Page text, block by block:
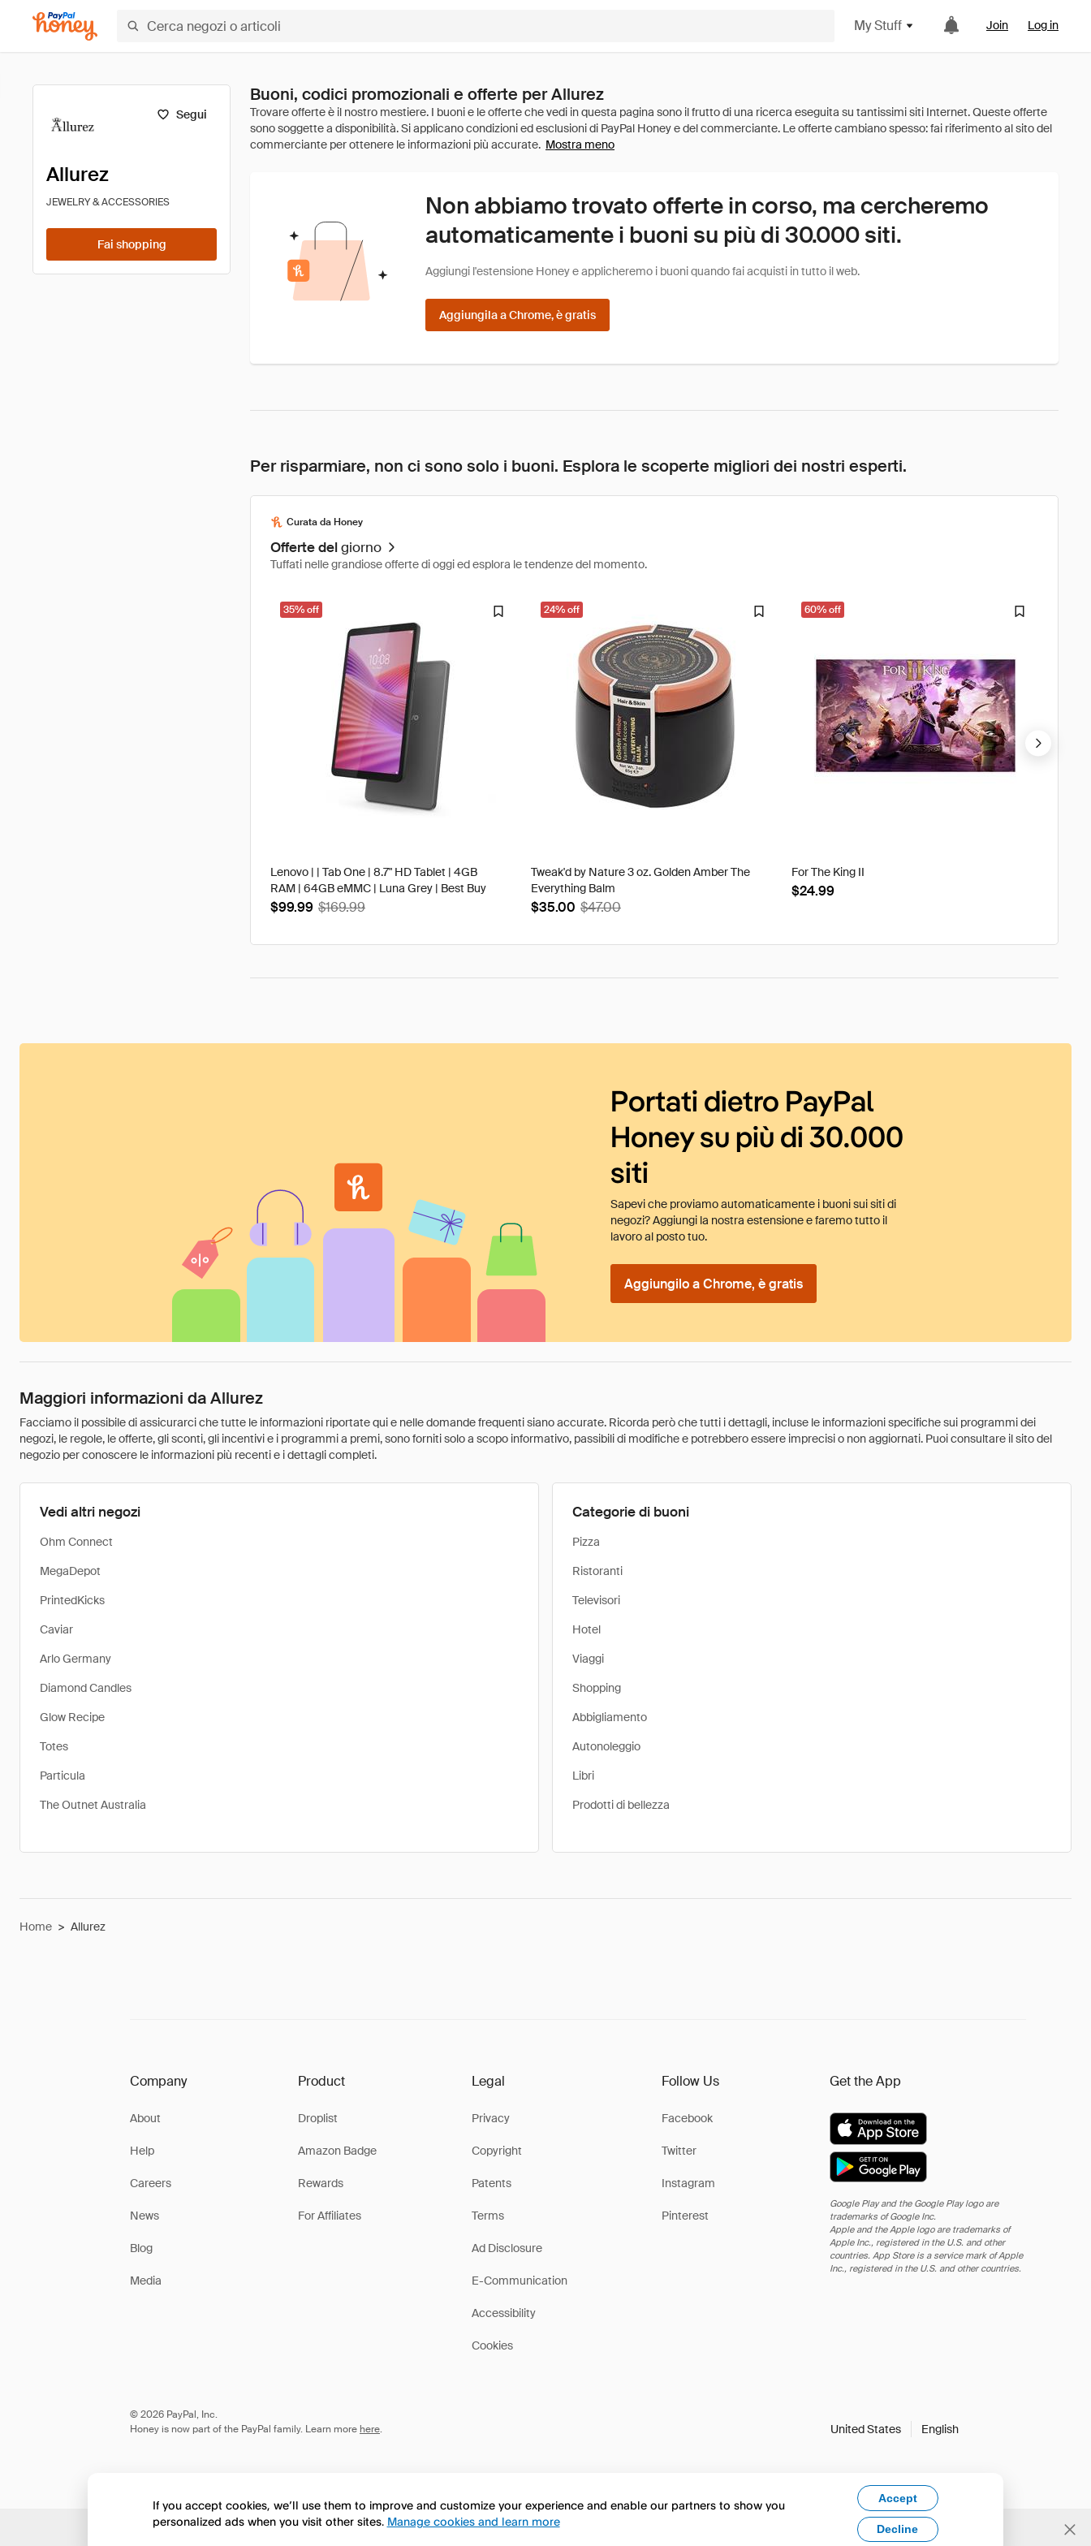
My Stuff Join Log in
Segui
Allurez
JEWELRY & ACCESSORIES
Fai shopping
Buoni, codici promozionali e offerte per Allurez
Mostra meno
Non abbiamo trovato offerte in corso, ma cercheremo
automaticamente i buoni su più di 30.000 siti.
Aggiungi l'estensione Honey e applicheremo i buoni quando fai acquisti in tutto il web.
Aggiungila a Chrome, è gratis
Per risparmiare, non ci sono solo i buoni. Esplora le scoperte migliori dei nostri esperti.
Curata da Honey
Offerte delgiorno
Tuffati nelle grandiose offerte di oggi ed esplora le tendenze del momento.
35% off
Lenovo | | Tab One | 8.7" HD Tablet | 4GB
RAM | 64GB eMMC | Luna Grey | Best Buy
$99.99 $169.99
24% off
Tweak'd by Nature 3 oz. Golden Amber The
Everything Balm
$35.00 $47.00
60% off
For The King II
$24.99
Portati dietro PayPal
Honey su più di 30.000
siti
Sapevi che proviamo automaticamente i buoni sui siti di
negozi? Aggiungi la nostra estensione e faremo tutto il
lavoro al posto tuo.
Aggiungilo a Chrome, è gratis
Maggiori informazioni da Allurez
Facciamo il possibile di assicurarci che tutte le informazioni riportate qui e nelle domande frequenti siano accurate. Ricorda però che tutti i dettagli, incluse le informazioni specifiche sui programmi dei
negozi, le regole, le offerte, gli sconti, gli incentivi e i programmi a premi, sono forniti solo a scopo informativo, passibili di modifiche e potrebbero essere imprecisi o non aggiornati. Puoi consultare il sito del
negozio per conoscere le informazioni più recenti e i dettagli completi.
Vedi altri negozi
Ohm Connect
MegaDepot
PrintedKicks
Caviar
Arlo Germany
Diamond Candles
Glow Recipe
Totes
Particula
The Outnet Australia
Categorie di buoni
Pizza
Ristoranti
Televisori
Hotel
Viaggi
Shopping
Abbigliamento
Autonoleggio
Libri
Prodotti di bellezza
Home > Allurez
Company
About
Help
Careers
News
Blog
Media
Product
Droplist
Amazon Badge
Rewards
For Affiliates
Legal
Privacy
Copyright
Patents
Terms
Ad Disclosure
E-Communication
Accessibility
Cookies
Follow Us
Facebook
Twitter
Instagram
Pinterest
Get the App
Google Play and the Google Play logo are
trademarks of Google Inc.
Apple and the Apple logo are trademarks of
Apple Inc., registered in the U.S. and other
countries. App Store is a service mark of Apple
Inc., registered in the U.S. and other countries.
© 2026 PayPal, Inc.
Honey is now part of the PayPal family. Learn more here. United States English
If you accept cookies, we’ll use them to improve and customize your experience and enable our partners to show you
personalized ads when you visit other sites. Manage cookies and learn more
Accept
Decline